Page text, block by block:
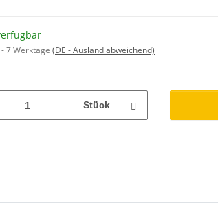
7 Werktage (DE - Ausland abweichend)
Stück